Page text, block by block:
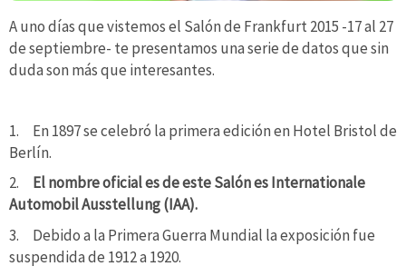
A uno días que vistemos el Salón de Frankfurt 2015 -17 al 27
de septiembre- te presentamos una serie de datos que sin
duda son más que interesantes.
1. En 1897 se celebró la primera edición en Hotel Bristol de
Berlín.
2. El nombre oficial es de este Salón es Internationale
Automobil Ausstellung (IAA).
3. Debido a la Primera Guerra Mundial la exposición fue
suspendida de 1912 a 1920.